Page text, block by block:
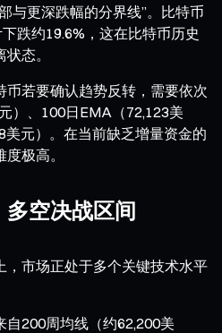
与更深跌幅的分界线”。比特币
跌约19.6%，这在比特币历史
态。
币若要确认趋势反转，需要依次
）、100日EMA（72,123美
元）。在当前缺乏增量资金的
极高。
空决战区间
，市场正处于多个关键技术水平
200周均线（约62,200美